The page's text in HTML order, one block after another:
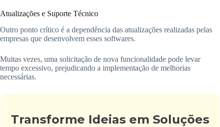
Atualizações e Suporte Técnico
Outro ponto crítico é a dependência das atualizações realizadas pelas
empresas que desenvolvem esses softwares.
Muitas vezes, uma solicitação de nova funcionalidade pode levar
tempo excessivo, prejudicando a implementação de melhorias
necessárias.
Transforme Ideias em Soluções